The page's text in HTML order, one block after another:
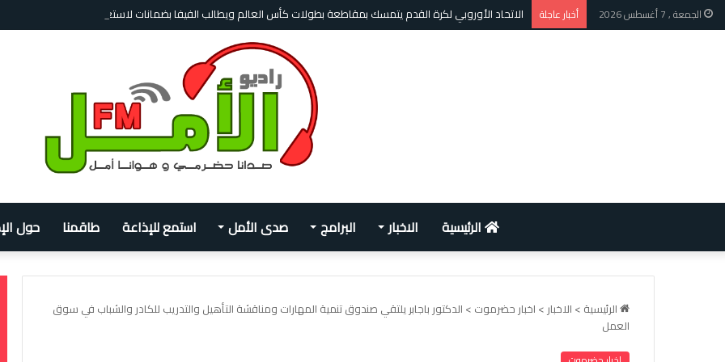
الجمعة , 7 أغسطس 2026 أخبار عاجلة الاتحاد الأوروبي لكرة القدم يتمسك بمقاطعة بطولات كأس العالم ويطالب الفيفا بضمانات لاستعادة الثقة
الرئيسية الاخبار البرامج صدى الأمل استمع للإذاعة طاقمنا حول
الرئيسية > الاخبار > اخبار حضرموت > الدكتور باجابر يلتقي صندوق تنمية المهارات ومناقشة التأهيل والتدريب للكادر والشباب في سوق
العمل